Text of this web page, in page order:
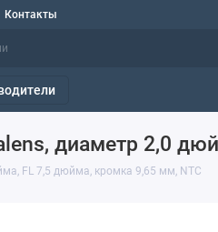
Контакты
диаметр 2,0
FL 7,5 дюйма, кромка 9,65 мм, NTC